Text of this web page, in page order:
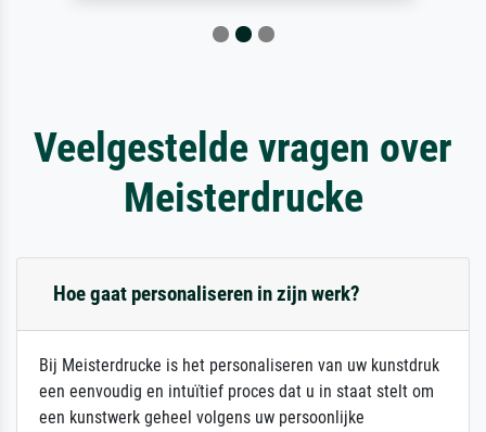
Veelgestelde vragen over
Meisterdrucke
Hoe gaat personaliseren in zijn werk?
Bij Meisterdrucke is het personaliseren van uw kunstdruk
een eenvoudig en intuïtief proces dat u in staat stelt om
een kunstwerk geheel volgens uw persoonlijke